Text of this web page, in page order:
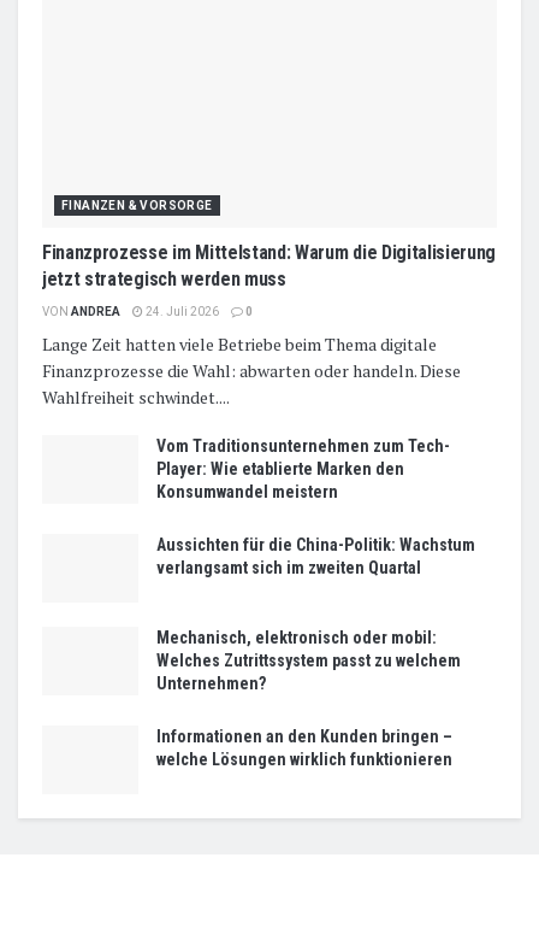
FINANZEN & VORSORGE
Finanzprozesse im Mittelstand: Warum die Digitalisierung
jetzt strategisch werden muss
VON ANDREA 24. Juli 2026 0
Lange Zeit hatten viele Betriebe beim Thema digitale
Finanzprozesse die Wahl: abwarten oder handeln. Diese
Wahlfreiheit schwindet....
Vom Traditionsunternehmen zum Tech-
Player: Wie etablierte Marken den
Konsumwandel meistern
Aussichten für die China-Politik: Wachstum
verlangsamt sich im zweiten Quartal
Mechanisch, elektronisch oder mobil:
Welches Zutrittssystem passt zu welchem
Unternehmen?
Informationen an den Kunden bringen –
welche Lösungen wirklich funktionieren